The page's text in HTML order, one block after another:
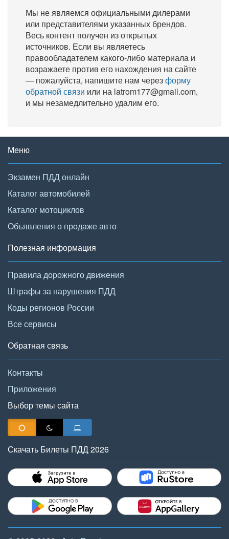
Мы не являемся официальными дилерами
или представителями указанных брендов.
Весь контент получен из открытых
источников. Если вы являетесь
правообладателем какого-либо материала и
возражаете против его нахождения на сайте
— пожалуйста, напишите нам черезформу
обратной связи или на latrom177@gmail.com,
и мы незамедлительно удалим его.
Меню
Экзамен ПДД онлайн
Каталог автомобилей
Каталог мотоциклов
Объявления о продаже авто
Полезная информация
Правила дорожного движения
Штрафы за нарушения ПДД
Коды регионов России
Все сервисы
Обратная связь
Контакты
Приложения
Выбор темы сайта
Скачать Билеты ПДД 2026